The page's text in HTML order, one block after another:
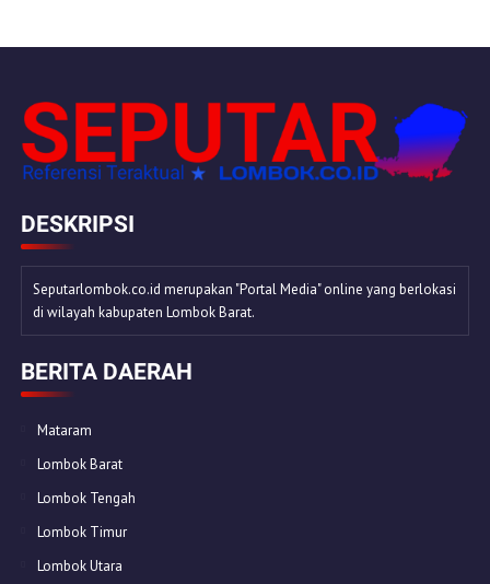
DESKRIPSI
Seputarlombok.co.id merupakan "Portal Media" online yang berlokasi
di wilayah kabupaten Lombok Barat.
BERITA DAERAH
Mataram
Lombok Barat
Lombok Tengah
Lombok Timur
Lombok Utara